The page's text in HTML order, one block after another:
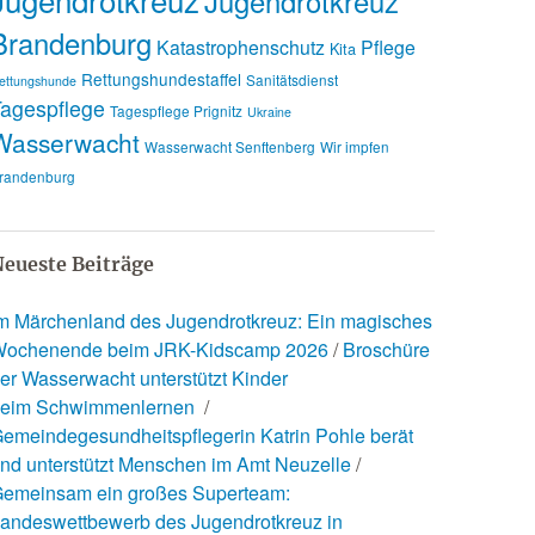
Katastrophenschutz Kita Pflege
Rettungshundestaffel Sanitätsdienst
Tagespflege Prignitz Ukraine
Wasserwacht Senftenberg Wir impfen
Beiträge
Märchenland des Jugendrotkreuz: Ein magisches
beim JRK-Kidscamp 2026 Broschüre
Wasserwacht unterstützt Kinder
Schwimmenlernen
Katrin Pohle berät
unterstützt Menschen im Amt Neuzelle
ein großes Superteam:
des Jugendrotkreuz in